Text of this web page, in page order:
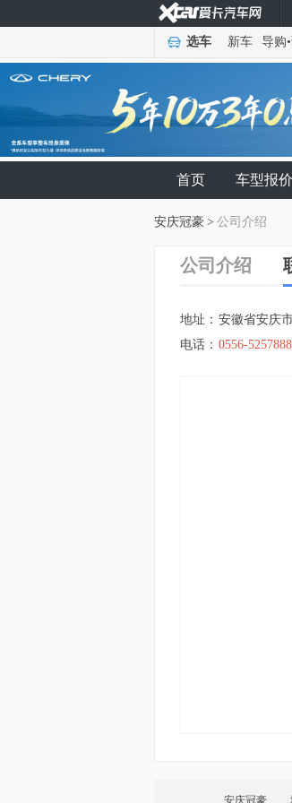
选车 新车 导购•
首页 车型报价
安庆冠豪 > 公司介绍
公司介绍
地址： 安徽省安庆
电话： 0556-5257888
安庆冠豪